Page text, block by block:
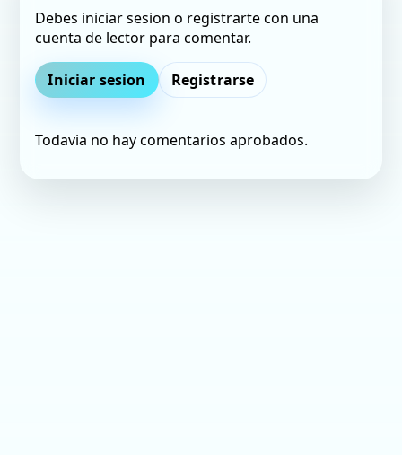
Debes iniciar sesion o registrarte con una
cuenta de lector para comentar.
Iniciar sesion Registrarse
Todavia no hay comentarios aprobados.